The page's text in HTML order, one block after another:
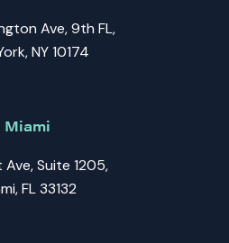
Ave, 9th FL,
NY 10174
Miami
Ave, Suite 1205,
FL 33132